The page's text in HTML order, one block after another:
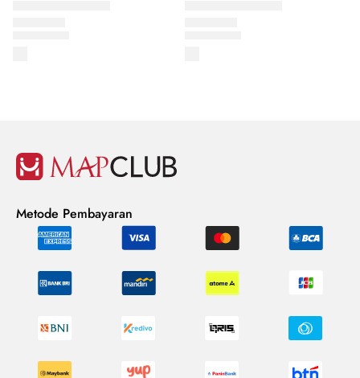
Metode Pembayaran